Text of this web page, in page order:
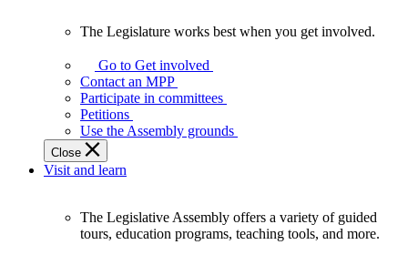
Legislature
works
best
when
get
involved.
The Legislature works best when you get involved.
Go to Get involved
Contact an MPP
Participate in committees
Petitions
Use the Assembly grounds
Close
Visit and learn
The Legislative Assembly offers a variety of guided
tours, education programs, teaching tools, and more.